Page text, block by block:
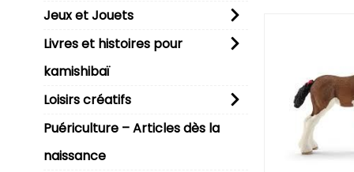
Jeux et Jouets
Livres et histoires pour
kamishibaï
Loisirs créatifs
Puériculture – Articles dès la
naissance